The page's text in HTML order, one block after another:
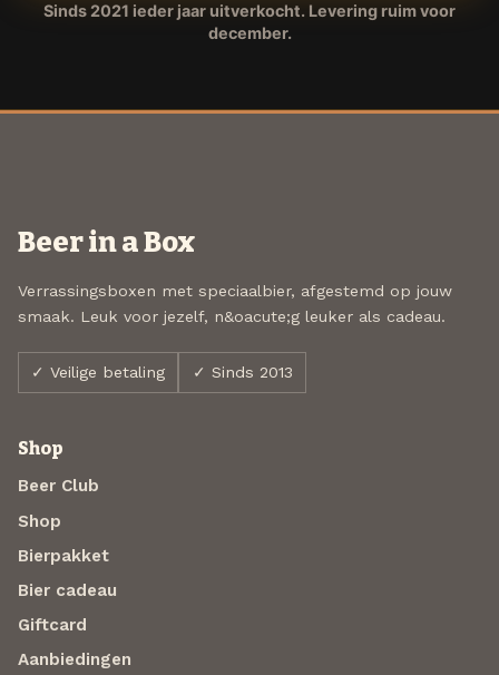
Sinds 2021 ieder jaar uitverkocht. Levering ruim voor
december.
Beer in a Box
Verrassingsboxen met speciaalbier, afgestemd op jouw
smaak. Leuk voor jezelf, n&oacute;g leuker als cadeau.
✓ Veilige betaling ✓ Sinds 2013
Shop
Beer Club
Shop
Bierpakket
Bier cadeau
Giftcard
Aanbiedingen